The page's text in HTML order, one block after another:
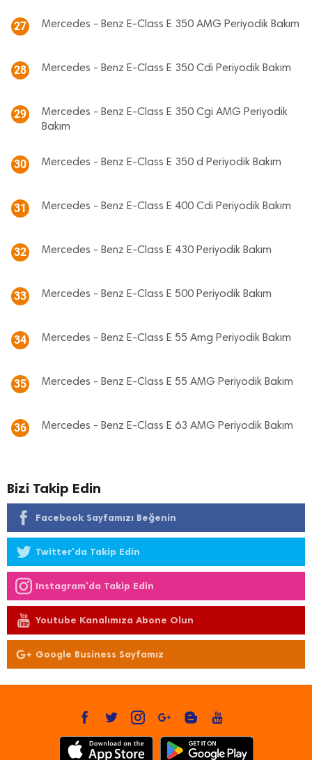
27 Mercedes - Benz E-Class E 350 AMG Periyodik Bakım
28 Mercedes - Benz E-Class E 350 Cdi Periyodik Bakım
29
Mercedes - Benz E-Class E 350 Cgi AMG Periyodik
Bakım
30 Mercedes - Benz E-Class E 350 d Periyodik Bakım
31 Mercedes - Benz E-Class E 400 Cdi Periyodik Bakım
32 Mercedes - Benz E-Class E 430 Periyodik Bakım
33 Mercedes - Benz E-Class E 500 Periyodik Bakım
34 Mercedes - Benz E-Class E 55 Amg Periyodik Bakım
35 Mercedes - Benz E-Class E 55 AMG Periyodik Bakım
36 Mercedes - Benz E-Class E 63 AMG Periyodik Bakım
Bizi Takip Edin
Facebook Sayfamızı Beğenin
Twitter'da Takip Edin
Instagram'da Takip Edin
Youtube Kanalımıza Abone Olun
Google Business Sayfamız